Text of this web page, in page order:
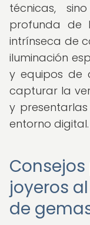
técnicas,
profunda de
intrínseca de
iluminación
y equipos de
capturar la
y
entorno digital.
joyeros
de